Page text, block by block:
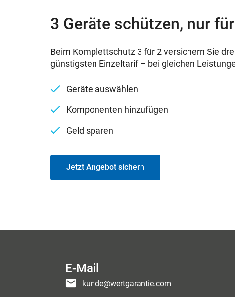
3 Geräte schützen, nur
Beim Komplettschutz 3 für 2 versichern Sie
günstigsten Einzeltarif – bei gleichen
Geräte auswählen
Komponenten hinzufügen
Geld sparen
Jetzt Angebot sichern
E-Mail
kunde@wertgarantie.com